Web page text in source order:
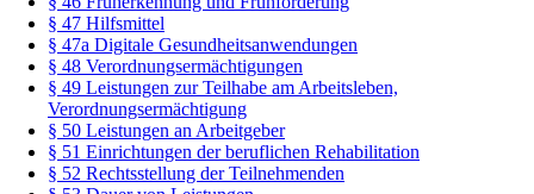
§ 47 Hilfsmittel
§ 47a Digitale Gesundheitsanwendungen
§ 48 Verordnungsermächtigungen
§ 49 Leistungen zur Teilhabe am Arbeitsleben,
Verordnungsermächtigung
§ 50 Leistungen an Arbeitgeber
§ 51 Einrichtungen der beruflichen Rehabilitation
§ 52 Rechtsstellung der Teilnehmenden